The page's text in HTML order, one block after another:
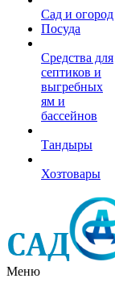
Сад и огород
Посуда
Средства для
септиков и
выгребных
ям и
бассейнов
Тандыры
Хозтовары
Меню